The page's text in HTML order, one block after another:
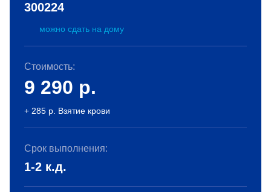
300224
можно сдать на дому
Стоимость:
9 290 р.
+ 285 р. Взятие крови
Срок выполнения:
1-2 к.д.